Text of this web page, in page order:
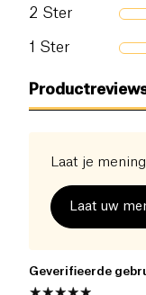
2 Ster
1 Ster
Laat je
Laat uw
Geverifieerde